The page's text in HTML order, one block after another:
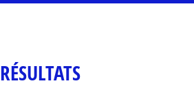
RÉSULTATS